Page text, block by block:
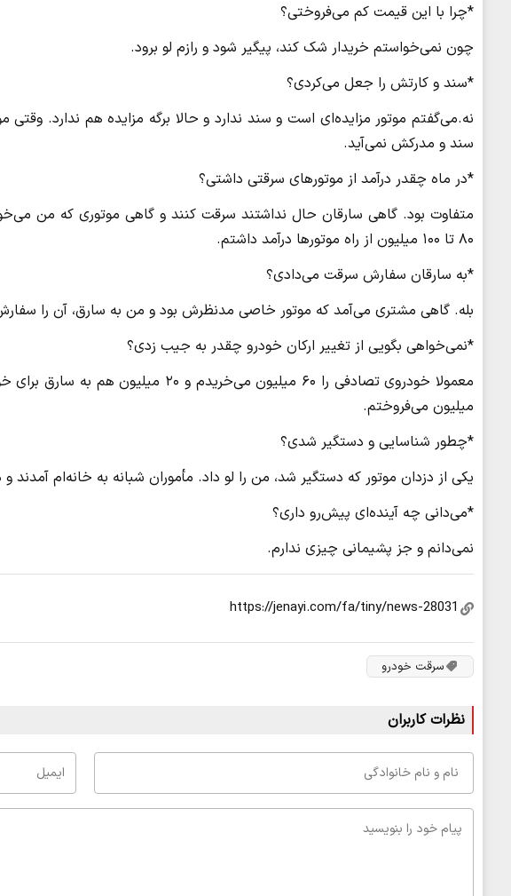
*چرا با این قیمت کم می‌فروختی؟
چون نمی‌خواستم خریدار شک کند، پیگیر شود و رازم لو برود‌.
*سند و کارتش را جعل می‌کردی؟
سند و مدرکش نمی‌آید.
*در ماه چقدر درآمد از موتورهای سرقتی داشتی؟
متفاوت بود. گاهی سارقان حال نداشتند سرقت کنند و گاهی موتوری که من
۸۰ تا ۱۰۰ میلیون از راه موتورها درآمد داشتم.
*به سارقان سفارش سرقت می‌دادی؟
بله. گاهی مشتری می‌آمد که موتور خاصی مدنظرش بود و من به سارق، آن را
*نمی‌خواهی بگویی از تغییر ارکان خودرو چقدر به جیب زدی؟
میلیون می‌فروختم.
*چطور شناسایی و دستگیر شدی؟
یکی از دزدان موتور که دستگیر شد، من را لو داد. مأموران شبانه به خانه‌ام آمدند
*می‌دانی چه آینده‌ای پیش‌رو داری؟
نمی‌دانم و جز پشیمانی چیزی ندارم.
سرقت خودرو
نظرات کاربران